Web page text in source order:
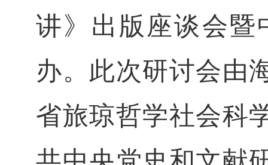
讲》出版座谈会暨
办。此次研讨会由
省旅琼哲学社会科